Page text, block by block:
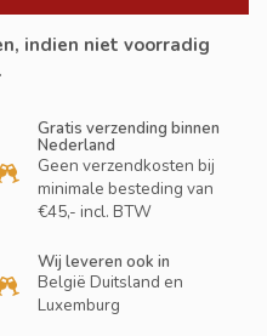
indien niet voorradig
Gratis verzending binnen
Nederland
Geen verzendkosten bij
minimale besteding van
€45,- incl. BTW
Wij leveren ook in
België Duitsland en
Luxemburg